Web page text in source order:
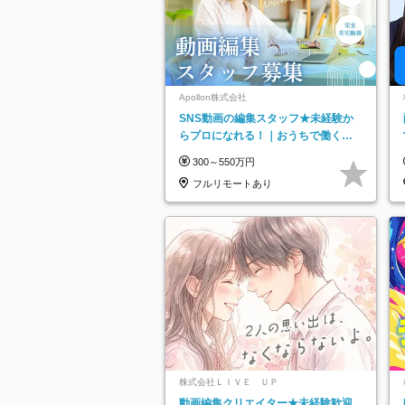
Apollon株式会社
SNS動画の編集スタッフ★未経験か
らプロになれる！｜おうちで働くフ
300～550万円
フルリモートあり
株式会社ＬＩＶＥ ＵＰ